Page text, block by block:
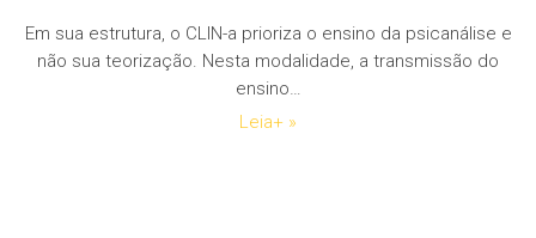
Em sua estrutura, o CLIN-a prioriza o ensino da psicanálise e
não sua teorização. Nesta modalidade, a transmissão do
ensino…
Leia+ »